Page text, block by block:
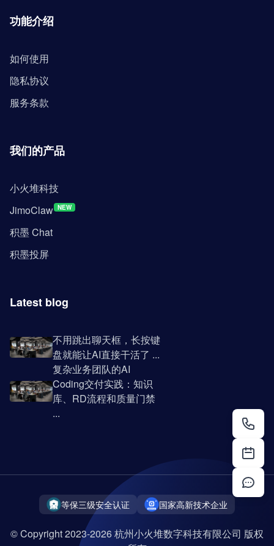
功能介绍
如何使用
隐私协议
服务条款
我们的产品
小火堆科技
JimoClaw NEW
积墨 Chat
积墨投屏
Latest blog
不用跳出聊天框，长按键
盘就能让AI直接干活了 ...
复杂业务团队的AI
Coding交付实践：知识
库、RD流程和质量门禁
...
等保三级安全认证 国家高新技术企业
© Copyright 2023-2026 杭州小火堆数字科技有限公司 版权